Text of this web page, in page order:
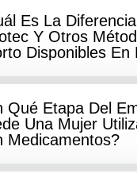
Es La
Y Otros
Disponibles En
Qué Etapa Del
Una Mujer
Medicamentos?